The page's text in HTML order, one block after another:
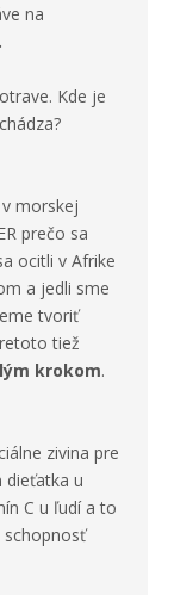
na
Kde je
morskej
prečo sa
ocitli v Afrike
a jedli sme
tvoriť
tiež
krokom.
zivina pre
dieťatka u
C u ľudí a to
schopnosť